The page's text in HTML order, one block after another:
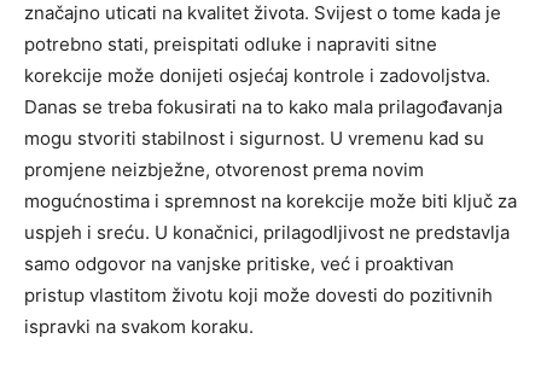
značajno uticati na kvalitet života. Svijest o tome kada je
potrebno stati, preispitati odluke i napraviti sitne
korekcije može donijeti osjećaj kontrole i zadovoljstva.
Danas se treba fokusirati na to kako mala prilagođavanja
mogu stvoriti stabilnost i sigurnost. U vremenu kad su
promjene neizbježne, otvorenost prema novim
mogućnostima i spremnost na korekcije može biti ključ za
uspjeh i sreću. U konačnici, prilagodljivost ne predstavlja
samo odgovor na vanjske pritiske, već i proaktivan
pristup vlastitom životu koji može dovesti do pozitivnih
ispravki na svakom koraku.